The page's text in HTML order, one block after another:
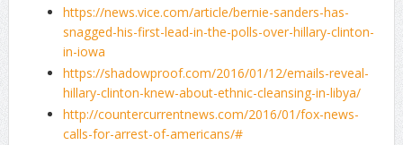
https://news.vice.com/article/bernie-sanders-has-
snagged-his-first-lead-in-the-polls-over-hillary-clinton-
in-iowa
https://shadowproof.com/2016/01/12/emails-reveal-
hillary-clinton-knew-about-ethnic-cleansing-in-libya/
http://countercurrentnews.com/2016/01/fox-news-
calls-for-arrest-of-americans/#